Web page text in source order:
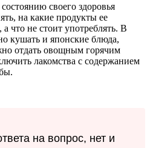
своего здоровья
на какие продукты ее
что не стоит употреблять. В
кушать и японские блюда,
отдать овощным горячим
лакомства с содержанием
на вопрос, нет и